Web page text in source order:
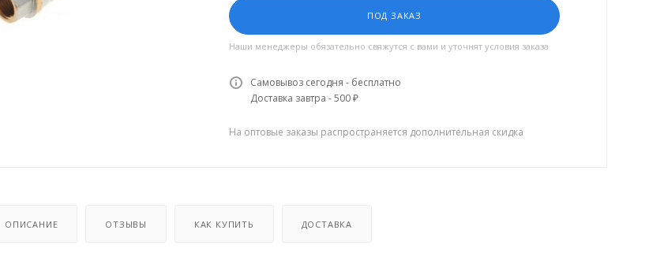
ПОД ЗАКАЗ
Наши менеджеры обязательно свяжутся с вами и уточнят условия заказа
Самовывоз сегодня - бесплатно
Доставка завтра - 500 ₽
На оптовые заказы распространяется дополнительная скидка
ОПИСАНИЕ ОТЗЫВЫ КАК КУПИТЬ ДОСТАВКА